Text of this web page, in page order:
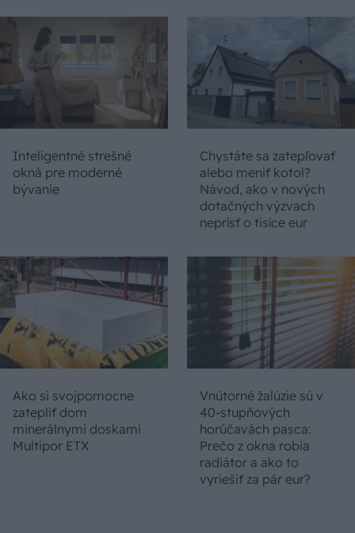
Inteligentné strešné
okná pre moderné
bývanie
Chystáte sa zatepľovať
alebo meniť kotol?
Návod, ako v nových
dotačných výzvach
neprísť o tisíce eur
Ako si svojpomocne
zatepliť dom
minerálnymi doskami
Multipor ETX
Vnútorné žalúzie sú v
40-stupňových
horúčavách pasca:
Prečo z okna robia
radiátor a ako to
vyriešiť za pár eur?